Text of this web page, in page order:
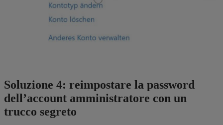
Soluzione 4: reimpostare la password
dell’account amministratore con un
trucco segreto